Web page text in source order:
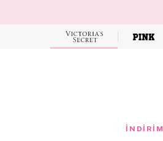
Victoria's
Secret
İNDİRİM